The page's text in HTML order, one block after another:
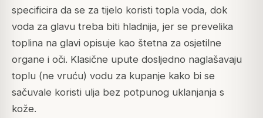
specificira da se za tijelo koristi topla voda, dok
voda za glavu treba biti hladnija, jer se prevelika
toplina na glavi opisuje kao štetna za osjetilne
organe i oči. Klasične upute dosljedno naglašavaju
toplu (ne vruću) vodu za kupanje kako bi se
sačuvale koristi ulja bez potpunog uklanjanja s
kože.